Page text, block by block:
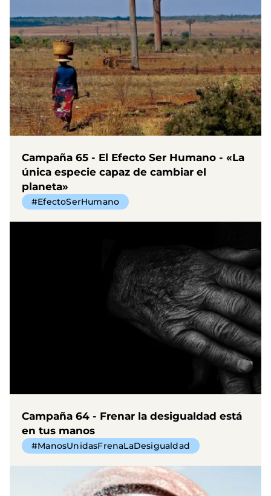
Campaña 65 - El Efecto Ser Humano - «La
única especie capaz de cambiar el
planeta»
#EfectoSerHumano
Campaña 64 - Frenar la desigualdad está
en tus manos
#ManosUnidasFrenaLaDesigualdad